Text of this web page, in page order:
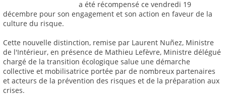
a été récompensé ce vendredi 19
décembre pour son engagement et son action en faveur de la
culture du risque.
Cette nouvelle distinction, remise par Laurent Nuñez, Ministre
de l'Intérieur, en présence de Mathieu Lefèvre, Ministre délégué
chargé de la transition écologique salue une démarche
collective et mobilisatrice portée par de nombreux partenaires
et acteurs de la prévention des risques et de la préparation aux
crises.